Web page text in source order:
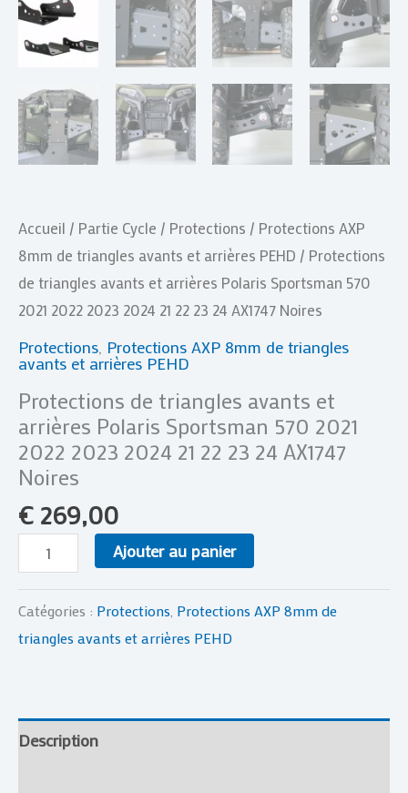
Accueil / Partie Cycle / Protections / Protections AXP
8mm de triangles avants et arrières PEHD / Protections
de triangles avants et arrières Polaris Sportsman 570
2021 2022 2023 2024 21 22 23 24 AX1747 Noires
Protections, Protections AXP 8mm de triangles
avants et arrières PEHD
Protections de triangles avants et
arrières Polaris Sportsman 570 2021
2022 2023 2024 21 22 23 24 AX1747
Noires
€ 269,00
2021
2022
2023
2024
21
22
23
AX1747
Noires
Ajouter au panier
Catégories : Protections Protections AXP 8mm de
triangles avants et arrières PEHD
Description